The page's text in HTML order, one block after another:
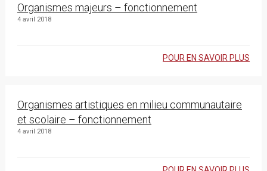
Organismes majeurs – fonctionnement
4 avril 2018
POUR EN SAVOIR PLUS
Organismes artistiques en milieu communautaire
et scolaire – fonctionnement
4 avril 2018